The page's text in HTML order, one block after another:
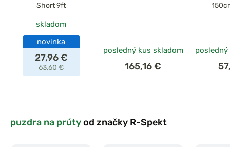
Short 9ft
skladom
novinka
27,96 €
63,60 €
posledný kus skladom
165,16 €
puzdra na prútyod značky R-Spekt